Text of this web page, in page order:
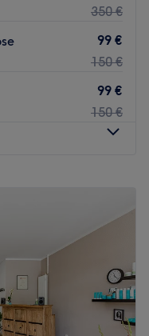
350 €
99 €
150 €
99 €
150 €
19:00
10:00–
10:00
Geschlossen
typgerecht. Das